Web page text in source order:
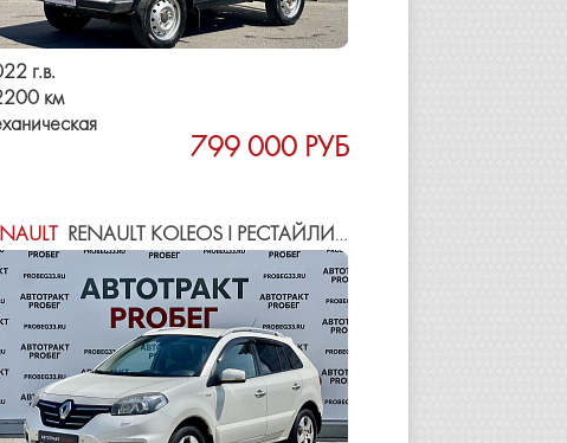
г.в.
км
799 000 РУБ
RENAULT KOLEOS I РЕСТАЙЛИНГ